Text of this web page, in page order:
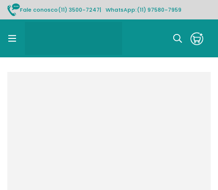
Fale conosco(11) 3500-7247| WhatsApp:(11) 97580-7959